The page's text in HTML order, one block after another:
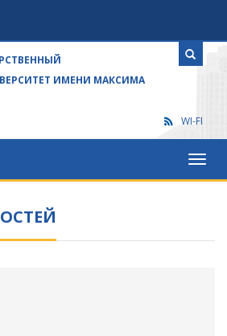
ИМЕНИ МАКСИМА
WI-FI